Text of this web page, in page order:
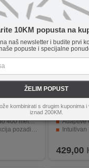
10KM popusta na
naš newsletter i budite prvi
popuste i specijalne
ŽELIM POPUST
kombinirati s drugim kuponima
iznad 200KM.
Mobile
samo 11 g
pametnih telefona
metara
buke
DJI
Bežični
48 kHz/24-
Adaptive Gain
Intuitivan 1,1"
429,00